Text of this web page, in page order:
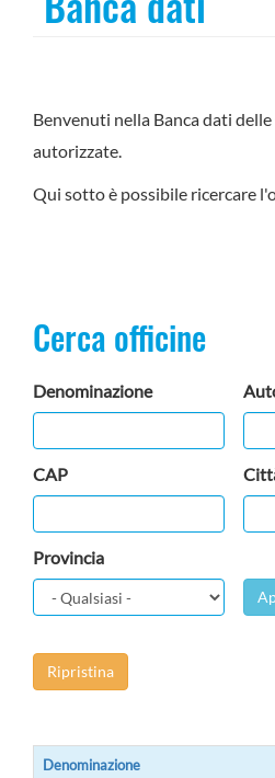
Benvenuti nella Banca dati
autorizzate.
Qui sotto è possibile ricercare
Cerca officine
Denominazione
CAP
Provincia
Ripristina
Denominazione